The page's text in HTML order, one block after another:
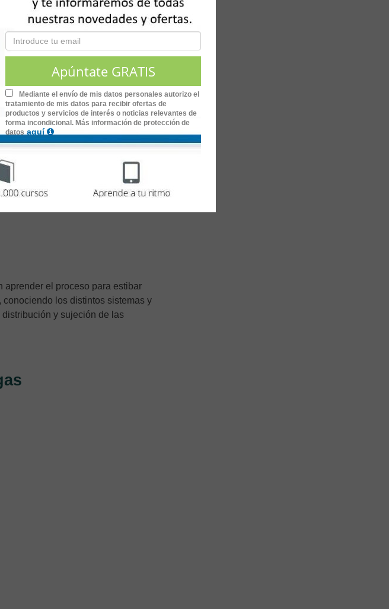
certificados
el proceso para estibar
, conociendo los distintos sistemas y
y sujeción de las
Mediante el envío de mis datos personales autorizo el
tratamiento de mis datos para recibir ofertas de
productos y servicios de interés o noticias relevantes de
forma incondicional. Más información de protección de
datos aquí